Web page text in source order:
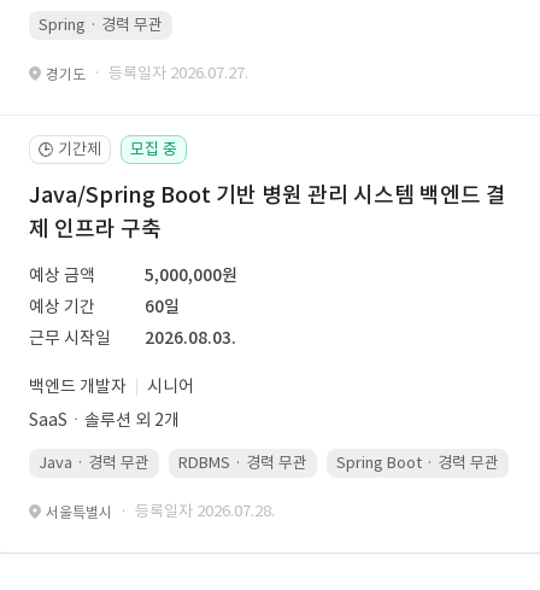
Spring · 경력 무관
경기도 · 등록일자 2026.07.27.
🕒 기간제 모집 중
Java/Spring Boot 기반 병원 관리 시스템 백엔드 결
제 인프라 구축
예상 금액
5,000,000원
예상 기간
60일
근무 시작일
2026.08.03.
백엔드 개발자
시니어
SaaSㆍ솔루션 외 2개
Java · 경력 무관 RDBMS · 경력 무관 Spring Boot · 경력 무관
서울특별시 · 등록일자 2026.07.28.